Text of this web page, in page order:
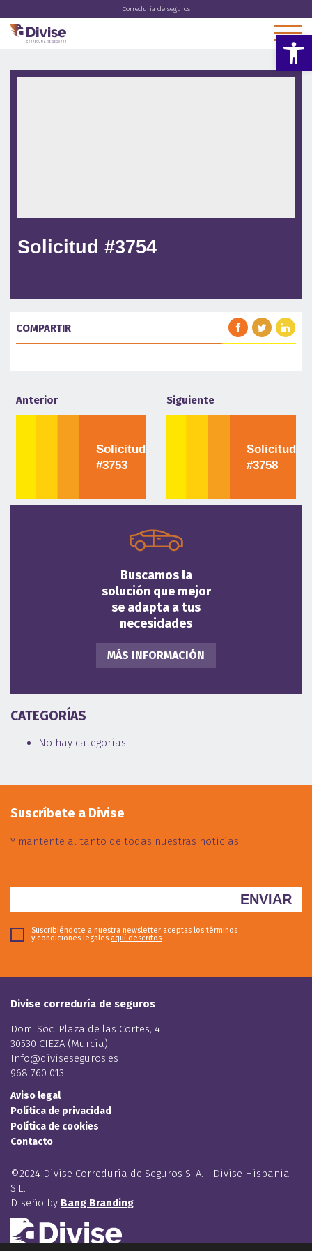
Abrir
Correduría de seguros
Solicitud #3754
COMPARTIR
Anterior
Solicitud
#3753
Siguiente
Solicitud
#3758
Buscamos la
solución que mejor
se adapta a tus
necesidades
MÁS INFORMACIÓN
CATEGORÍAS
No hay categorías
Suscríbete a Divise
Y mantente al tanto de todas nuestras noticias
Suscribiéndote a nuestra newsletter aceptas los términos
y condiciones legales aquí descritos
Divise correduría de seguros
Dom. Soc. Plaza de las Cortes, 4
30530 CIEZA (Murcia)
Info@diviseseguros.es
968 760 013
Aviso legal
Política de privacidad
Política de cookies
Contacto
©2024 Divise Correduría de Seguros S. A. - Divise Hispania
S.L.
Diseño by Bang Branding